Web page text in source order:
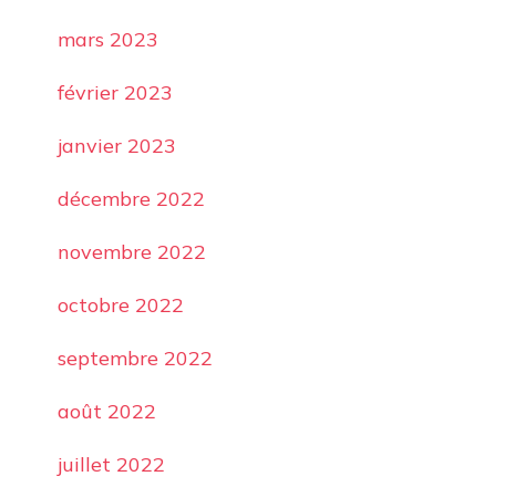
mars 2023
février 2023
janvier 2023
décembre 2022
novembre 2022
octobre 2022
septembre 2022
août 2022
juillet 2022